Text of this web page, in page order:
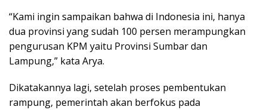
“Kami ingin sampaikan bahwa di Indonesia ini, hanya
dua provinsi yang sudah 100 persen merampungkan
pengurusan KPM yaitu Provinsi Sumbar dan
Lampung,” kata Arya.
Dikatakannya lagi, setelah proses pembentukan
rampung, pemerintah akan berfokus pada